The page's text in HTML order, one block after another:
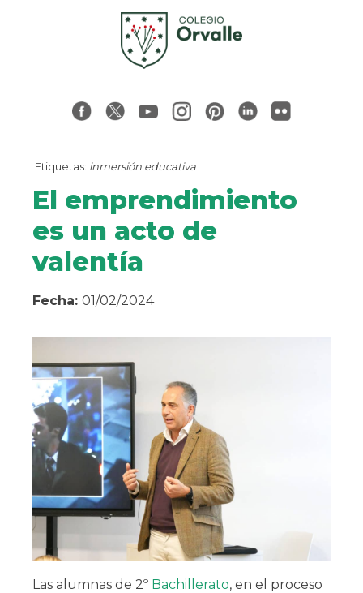
Etiquetas: inmersión educativa
El emprendimiento
es un acto de
valentía
Fecha: 01/02/2024
Las alumnas de 2º Bachillerato, en el proceso